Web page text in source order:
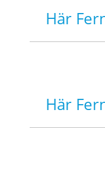
Här
Här